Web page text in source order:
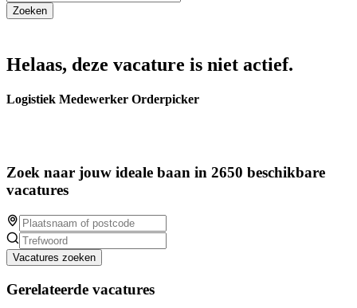
Helaas, deze vacature is niet actief.
Logistiek Medewerker Orderpicker
Zoek naar jouw ideale baan in 2650 beschikbare
vacatures
Vacatures zoeken
Gerelateerde vacatures